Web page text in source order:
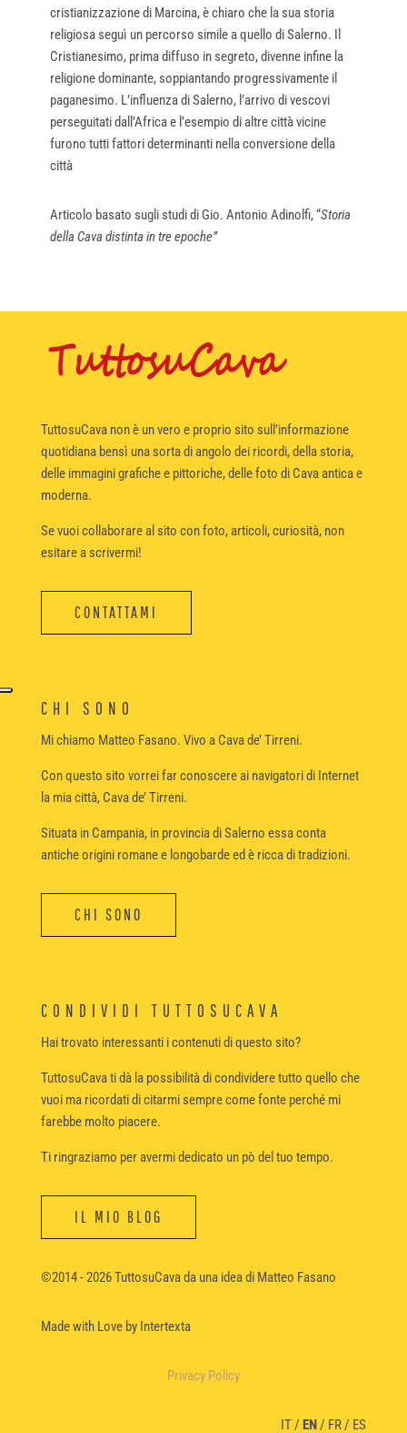
cristianizzazione di Marcina, è chiaro che la sua storia
religiosa seguì un percorso simile a quello di Salerno. Il
Cristianesimo, prima diffuso in segreto, divenne infine la
religione dominante, soppiantando progressivamente il
paganesimo. L’influenza di Salerno, l’arrivo di vescovi
perseguitati dall’Africa e l’esempio di altre città vicine
furono tutti fattori determinanti nella conversione della
città
Articolo basato sugli studi di Gio. Antonio Adinolfi, “Storia
della Cava distinta in tre epoche”
TuttosuCava non è un vero e proprio sito sull’informazione
quotidiana bensì una sorta di angolo dei ricordi, della storia,
delle immagini grafiche e pittoriche, delle foto di Cava antica e
moderna.
Se vuoi collaborare al sito con foto, articoli, curiosità, non
esitare a scrivermi!
CONTATTAMI
CHI SONO
Mi chiamo Matteo Fasano. Vivo a Cava de’ Tirreni.
Con questo sito vorrei far conoscere ai navigatori di Internet
la mia città, Cava de’ Tirreni.
Situata in Campania, in provincia di Salerno essa conta
antiche origini romane e longobarde ed è ricca di tradizioni.
CHI SONO
CONDIVIDI TUTTOSUCAVA
Hai trovato interessanti i contenuti di questo sito?
TuttosuCava ti dà la possibilità di condividere tutto quello che
vuoi ma ricordati di citarmi sempre come fonte perché mi
farebbe molto piacere.
Ti ringraziamo per avermi dedicato un pò del tuo tempo.
IL MIO BLOG
©2014 - 2026 TuttosuCava da una idea di Matteo Fasano
Made with Love by Intertexta
Privacy Policy
IT/EN/ FR/ ES